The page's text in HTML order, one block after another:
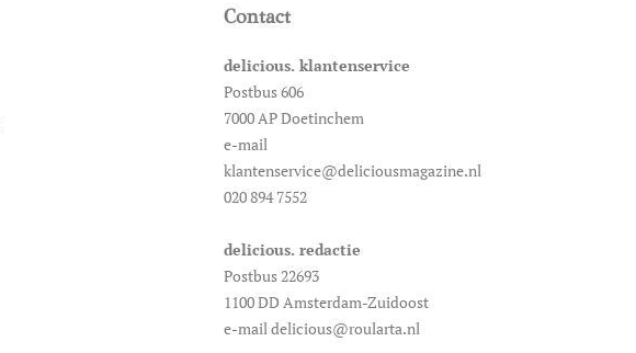
Contact
delicious. klantenservice
Postbus 606
7000 AP Doetinchem
e-mail
klantenservice@deliciousmagazine.nl
020 894 7552
delicious. redactie
Postbus 22693
1100 DD Amsterdam-Zuidoost
e-mail delicious@roularta.nl